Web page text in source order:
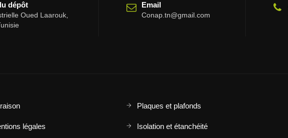
dépôt
Oued Laarouk,
Email
Conap.tn@gmail.com
légales
Plaques et plafonds
Isolation et étanchéité